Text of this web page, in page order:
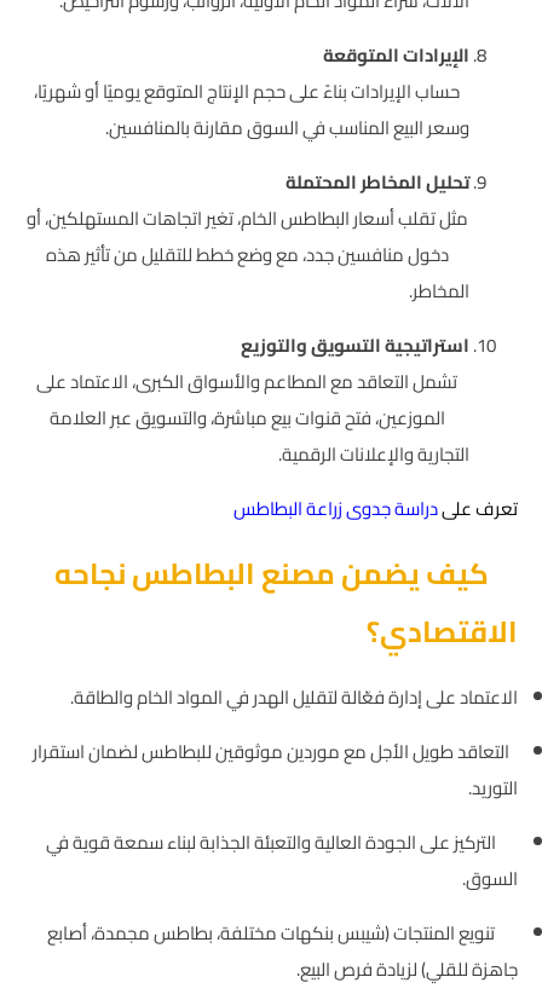
الإيرادات المتوقعة
حساب الإيرادات بناءً على حجم الإنتاج المتوقع يوميًا أو شهريًا،
وسعر البيع المناسب في السوق مقارنة بالمنافسين.
تحليل المخاطر المحتملة
مثل تقلب أسعار البطاطس الخام، تغير اتجاهات المستهلكين، أو
دخول منافسين جدد، مع وضع خطط للتقليل من تأثير هذه
المخاطر.
استراتيجية التسويق والتوزيع
تشمل التعاقد مع المطاعم والأسواق الكبرى، الاعتماد على
الموزعين، فتح قنوات بيع مباشرة، والتسويق عبر العلامة
التجارية والإعلانات الرقمية.
تعرف علىدراسة جدوى زراعة البطاطس
كيف يضمن مصنع البطاطس نجاحه
الاقتصادي؟
الاعتماد على إدارة فعّالة لتقليل الهدر في المواد الخام والطاقة.
التعاقد طويل الأجل مع موردين موثوقين للبطاطس لضمان استقرار
التوريد.
التركيز على الجودة العالية والتعبئة الجذابة لبناء سمعة قوية في
السوق.
تنويع المنتجات (شيبس بنكهات مختلفة، بطاطس مجمدة، أصابع
جاهزة للقلي) لزيادة فرص البيع.